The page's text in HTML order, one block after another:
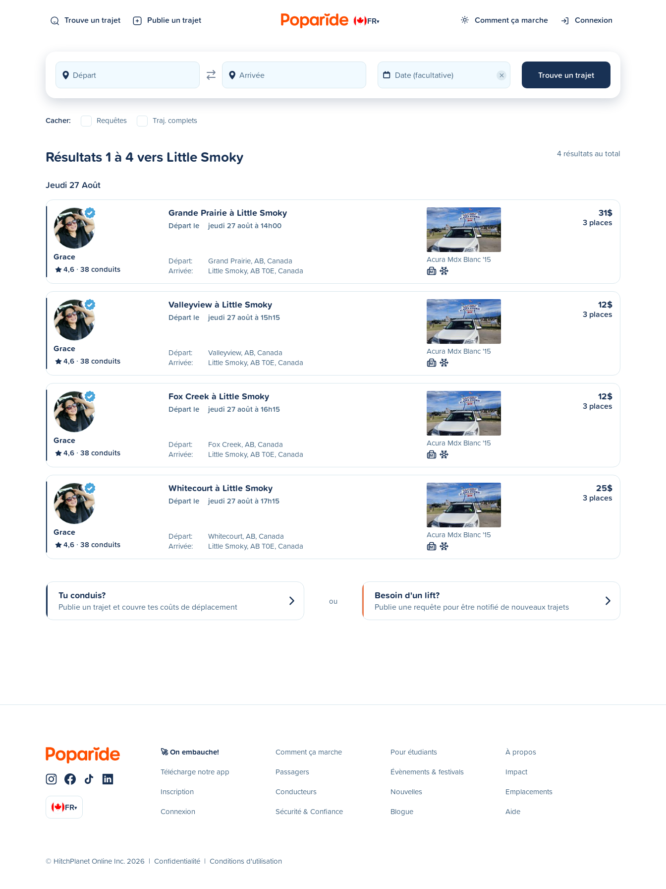
Trouve un trajet Publie un trajet FR▾ Comment ça marche Connexion
× Trouve un trajet
Cacher: Requêtes Traj. complets
Résultats 1 à 4 vers Little Smoky 4 résultats au total
Jeudi 27 Août
Grace
4,6 38 conduits
Grande Prairie à Little Smoky
Départ le jeudi 27 août à 14h00
Départ:
Grand Prairie, AB, Canada
Arrivée:
Little Smoky, AB T0E, Canada
Acura Mdx Blanc '15
M
31$
3 places
Grace
4,6 38 conduits
Valleyview à Little Smoky
Départ le jeudi 27 août à 15h15
Départ:
Valleyview, AB, Canada
Arrivée:
Little Smoky, AB T0E, Canada
Acura Mdx Blanc '15
M
12$
3 places
Grace
4,6 38 conduits
Fox Creek à Little Smoky
Départ le jeudi 27 août à 16h15
Départ:
Fox Creek, AB, Canada
Arrivée:
Little Smoky, AB T0E, Canada
Acura Mdx Blanc '15
M
12$
3 places
Grace
4,6 38 conduits
Whitecourt à Little Smoky
Départ le jeudi 27 août à 17h15
Départ:
Whitecourt, AB, Canada
Arrivée:
Little Smoky, AB T0E, Canada
Acura Mdx Blanc '15
M
25$
3 places
Tu conduis?
Publie un trajet et couvre tes coûts de déplacement
ou Besoin d'un lift?
Publie une requête pour être notifié de nouveaux trajets
FR▾
🚀 On embauche!
Télécharge notre app
Inscription
Connexion
Comment ça marche
Passagers
Conducteurs
Sécurité & Confiance
Pour étudiants
Évènements & festivals
Nouvelles
Blogue
À propos
Impact
Emplacements
Aide
© HitchPlanet Online Inc. 2026 | Confidentialité | Conditions d'utilisation